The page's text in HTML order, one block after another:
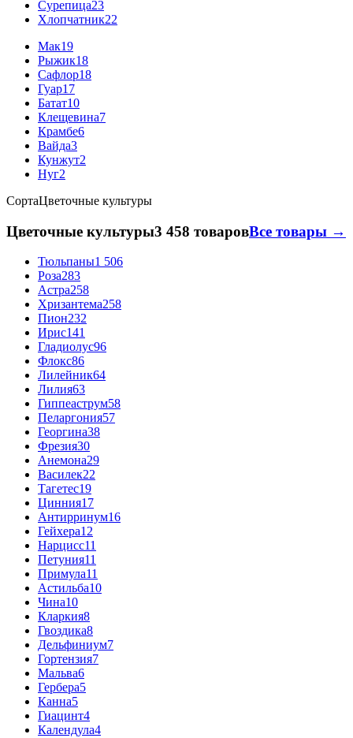
Сурепица23
Хлопчатник22
Мак19
Рыжик18
Сафлор18
Гуар17
Батат10
Клещевина7
Крамбе6
Вайда3
Кунжут2
Нуг2
СортаЦветочные культуры
Цветочные культуры3 458 товаровВсе товары →
Тюльпаны1 506
Роза283
Астра258
Хризантема258
Пион232
Ирис141
Гладиолус96
Флокс86
Лилейник64
Лилия63
Гиппеаструм58
Пеларгония57
Георгина38
Фрезия30
Анемона29
Василек22
Тагетес19
Цинния17
Антирринум16
Гейхера12
Нарцисс11
Петуния11
Примула11
Астильба10
Чина10
Кларкия8
Гвоздика8
Дельфиниум7
Гортензия7
Мальва6
Гербера5
Канна5
Гиацинт4
Календула4